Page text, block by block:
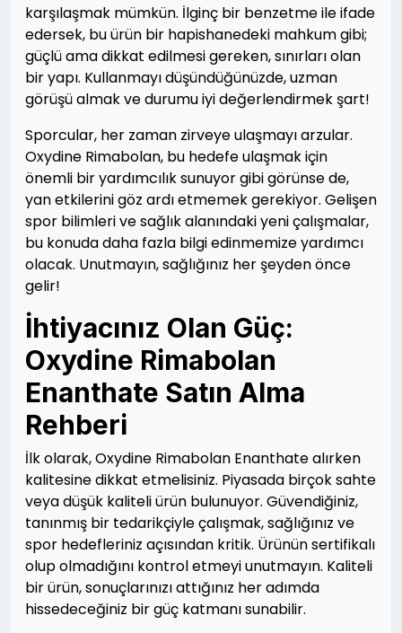
karşılaşmak mümkün. İlginç bir benzetme ile ifade
edersek, bu ürün bir hapishanedeki mahkum gibi;
güçlü ama dikkat edilmesi gereken, sınırları olan
bir yapı. Kullanmayı düşündüğünüzde, uzman
görüşü almak ve durumu iyi değerlendirmek şart!
Sporcular, her zaman zirveye ulaşmayı arzular.
Oxydine Rimabolan, bu hedefe ulaşmak için
önemli bir yardımcılık sunuyor gibi görünse de,
yan etkilerini göz ardı etmemek gerekiyor. Gelişen
spor bilimleri ve sağlık alanındaki yeni çalışmalar,
bu konuda daha fazla bilgi edinmemize yardımcı
olacak. Unutmayın, sağlığınız her şeyden önce
gelir!
İhtiyacınız Olan Güç:
Oxydine Rimabolan
Enanthate Satın Alma
Rehberi
İlk olarak, Oxydine Rimabolan Enanthate alırken
kalitesine dikkat etmelisiniz. Piyasada birçok sahte
veya düşük kaliteli ürün bulunuyor. Güvendiğiniz,
tanınmış bir tedarikçiyle çalışmak, sağlığınız ve
spor hedefleriniz açısından kritik. Ürünün sertifikalı
olup olmadığını kontrol etmeyi unutmayın. Kaliteli
bir ürün, sonuçlarınızı attığınız her adımda
hissedeceğiniz bir güç katmanı sunabilir.